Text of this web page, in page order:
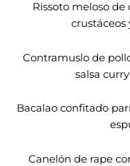
Rissoto meloso
Contramuslo de
salsa
Bacalao confitado
Canelón de rape